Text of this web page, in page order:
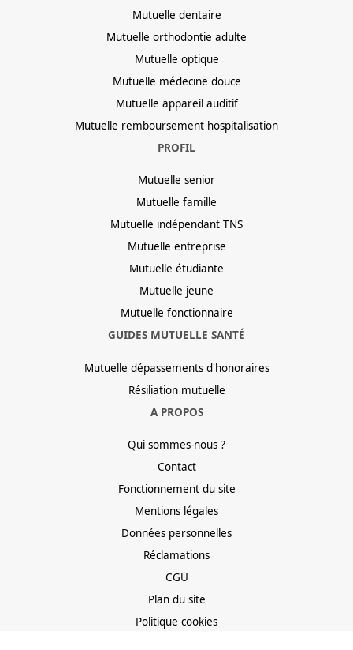
Mutuelle dentaire
Mutuelle orthodontie adulte
Mutuelle optique
Mutuelle médecine douce
Mutuelle appareil auditif
Mutuelle remboursement hospitalisation
PROFIL
Mutuelle senior
Mutuelle famille
Mutuelle indépendant TNS
Mutuelle entreprise
Mutuelle étudiante
Mutuelle jeune
Mutuelle fonctionnaire
GUIDES MUTUELLE SANTÉ
Mutuelle dépassements d'honoraires
Résiliation mutuelle
A PROPOS
Qui sommes-nous ?
Contact
Fonctionnement du site
Mentions légales
Données personnelles
Réclamations
CGU
Plan du site
Politique cookies